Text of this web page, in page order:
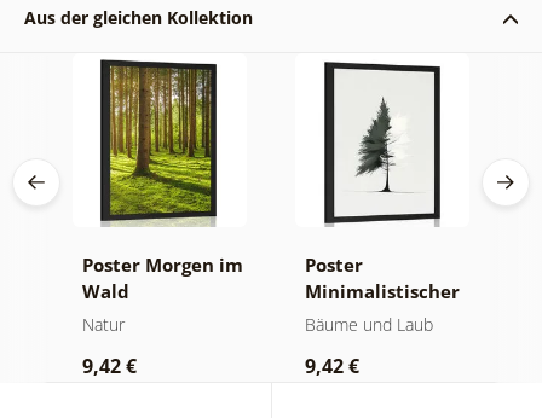
Aus der gleichen Kollektion
Poster Morgen im
Wald
Natur
9,42 €
Poster
Minimalistischer
Nadelbaum
Bäume und Laub
9,42 €